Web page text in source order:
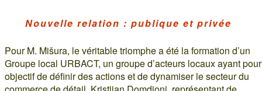
Nouvelle relation : publique et privée
Pour M. Mišura, le véritable triomphe a été la formation d’un
Groupe local URBACT, un groupe d’acteurs locaux ayant pour
objectif de définir des actions et de dynamiser le secteur du